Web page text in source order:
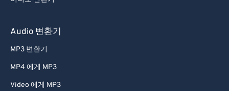
Audio 변환기
MP3 변환기
MP4 에게 MP3
Video 에게 MP3